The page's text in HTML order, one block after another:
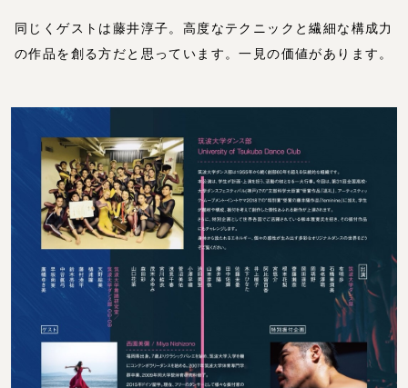
同じくゲストは藤井淳子。高度なテクニックと繊細な構成力
の作品を創る方だと思っています。一見の価値があります。